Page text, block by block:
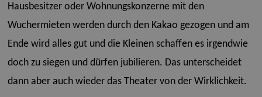
Hausbesitzer oder Wohnungskonzerne mit den
Wuchermieten werden durch den Kakao gezogen und am
Ende wird alles gut und die Kleinen schaffen es irgendwie
doch zu siegen und dürfen jubilieren. Das unterscheidet
dann aber auch wieder das Theater von der Wirklichkeit.